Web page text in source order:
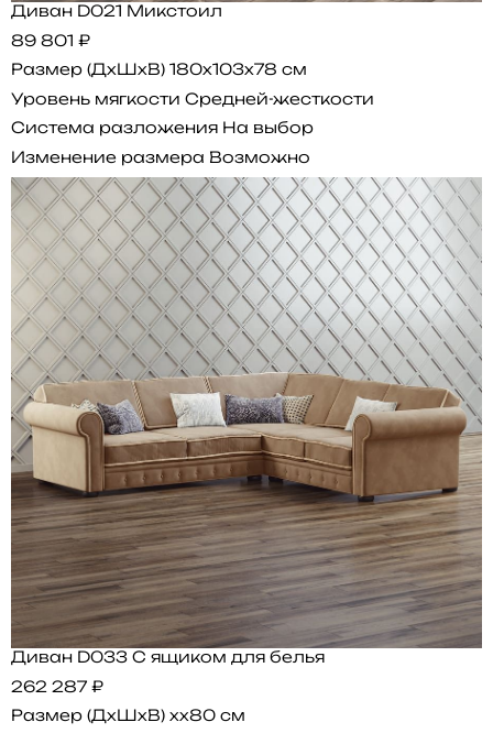
Диван D021 Микстоил
89 801 ₽
Размер (ДхШхВ) 180x103x78 см
Уровень мягкости Средней-жесткости
Система разложения На выбор
Изменение размера Возможно
Диван D033 С ящиком для белья
262 287 ₽
Размер (ДхШхВ) xx80 см